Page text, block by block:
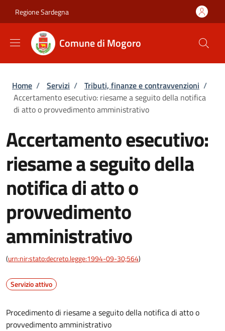
Regione Sardegna
Comune di Mogoro
Briciole di pane
Home / Servizi / Tributi, finanze e contravvenzioni /
Accertamento esecutivo: riesame a seguito della notifica
di atto o provvedimento amministrativo
Accertamento esecutivo:
riesame a seguito della
notifica di atto o
provvedimento
amministrativo
(urn:nir:stato:decreto.legge:1994-09-30;564)
Servizio attivo
Procedimento di riesame a seguito della notifica di atto o
provvedimento amministrativo